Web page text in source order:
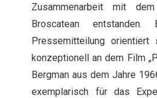
Zusammenarbeit mit
Broscatean entstanden.
Pressemitteilung orientiert
konzeptionell an dem Film
Bergman aus dem Jahre
exemplarisch für das